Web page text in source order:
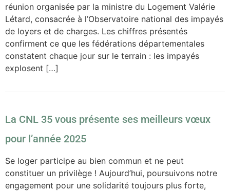
réunion organisée par la ministre du Logement Valérie
Létard, consacrée à l’Observatoire national des impayés
de loyers et de charges. Les chiffres présentés
confirment ce que les fédérations départementales
constatent chaque jour sur le terrain : les impayés
explosent […]
La CNL 35 vous présente ses meilleurs vœux
pour l’année 2025
Se loger participe au bien commun et ne peut
constituer un privilège ! Aujourd’hui, poursuivons notre
engagement pour une solidarité toujours plus forte,